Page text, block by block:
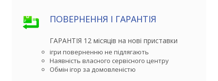
ПОВЕРНЕННЯ І ГАРАНТІЯ
ГАРАНТІЯ 12 місяців на нові приставки
ігри поверненню не підлягають
Наявність власного сервісного центру
Обмін ігор за домовленістю